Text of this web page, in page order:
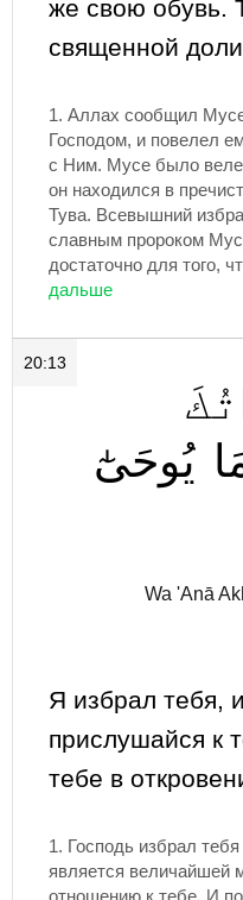
же свою обувь.
священной
1. Аллах сообщил Мусе
Господом, и повелел
с Ним. Мусе было
он находился в
Тува. Всевышний
славным пророком
достаточно для того,
20:13
يُوحَىٰٓ
Wa 'Anā
Я избрал тебя,
прислушайся к
тебе в
1. Господь избрал
является величайшей
отношению к тебе. И